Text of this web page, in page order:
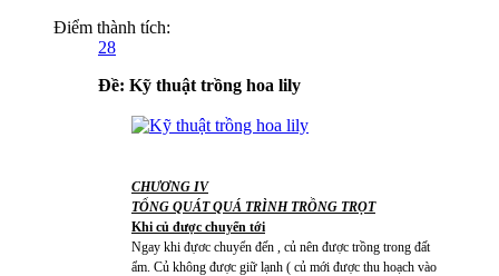
Điểm thành tích:
28
Ðề: Kỹ thuật trồng hoa lily
CHƯƠNG IV
TỔNG QUÁT QUÁ TRÌNH TRỒNG TRỌT
Khi củ được chuyển tới
Ngay khi đựơc chuyển đến , củ nên được trồng trong đất
ẩm. Củ không được giữ lạnh ( củ mới được thu hoạch vào